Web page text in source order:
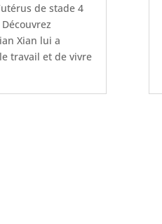
de stade 4
Xian lui a
travail et de vivre